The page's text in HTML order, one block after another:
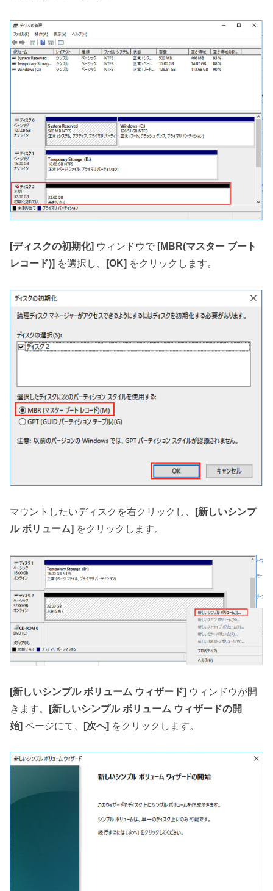
[ディスクの初期化] ウィンドウで [MBR(マスター ブート
レコード)] を選択し、 [OK] をクリックします。
マウントしたいディスクを右クリックし、
[新しいシンプ
ル ボリューム] をクリックします。
[新しいシンプル ボリューム ウィザード] ウィンドウが開
きます。
[新しいシンプル ボリューム ウィザードの開
始] ページにて、 [次へ] をクリックします。